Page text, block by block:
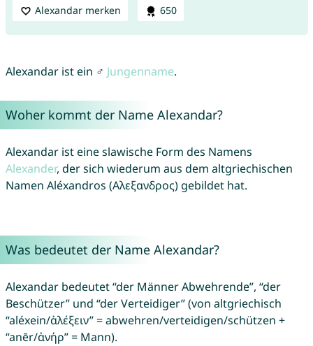
Alexandar merken 650
Alexandar ist ein ♂ Jungenname.
Woher kommt der Name Alexandar?
Alexandar ist eine slawische Form des Namens
Alexander, der sich wiederum aus dem altgriechischen
Namen Aléxandros (Αλεξανδρος) gebildet hat.
Was bedeutet der Name Alexandar?
Alexandar bedeutet “der Männer Abwehrende”, “der
Beschützer” und “der Verteidiger” (von altgriechisch
“aléxein/ἀλέξειν” = abwehren/verteidigen/schützen +
“anēr/ἀνήρ” = Mann).